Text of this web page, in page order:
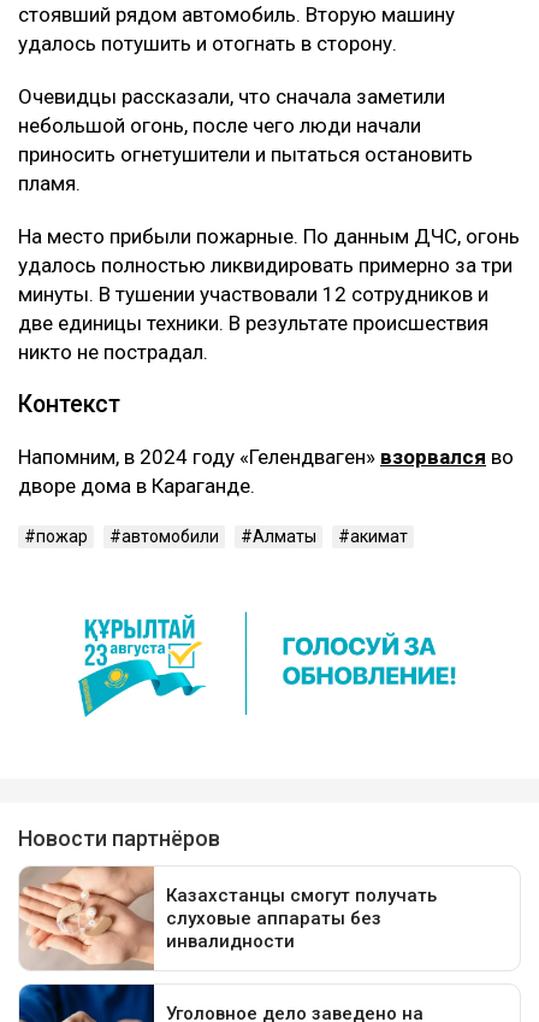
стоявший рядом автомобиль. Вторую машину
удалось потушить и отогнать в сторону.
Очевидцы рассказали, что сначала заметили
небольшой огонь, после чего люди начали
приносить огнетушители и пытаться остановить
пламя.
На место прибыли пожарные. По данным ДЧС, огонь
удалось полностью ликвидировать примерно за три
минуты. В тушении участвовали 12 сотрудников и
две единицы техники. В результате происшествия
никто не пострадал.
Контекст
Напомним, в 2024 году «Гелендваген» взорвался во
дворе дома в Караганде.
пожар автомобили Алматы акимат